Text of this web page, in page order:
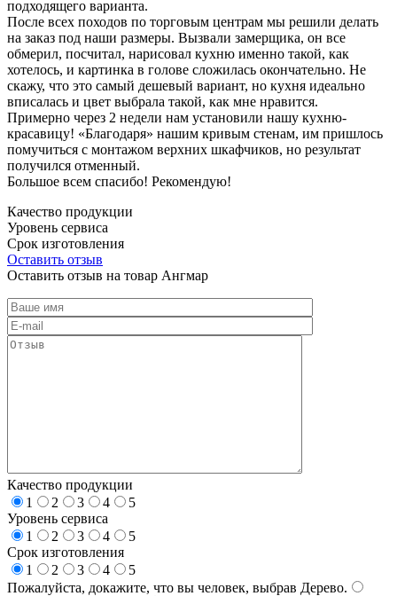
подходящего варианта.
После всех походов по торговым центрам мы решили делать
на заказ под наши размеры. Вызвали замерщика, он все
обмерил, посчитал, нарисовал кухню именно такой, как
хотелось, и картинка в голове сложилась окончательно. Не
скажу, что это самый дешевый вариант, но кухня идеально
вписалась и цвет выбрала такой, как мне нравится.
Примерно через 2 недели нам установили нашу кухню-
красавицу! «Благодаря» нашим кривым стенам, им пришлось
помучиться с монтажом верхних шкафчиков, но результат
получился отменный.
Большое всем спасибо! Рекомендую!
Качество продукции
Уровень сервиса
Срок изготовления
Оставить отзыв
Оставить отзыв на товар Ангмар
Качество продукции
1
2 3 4
5
Уровень сервиса
1
2 3 4
5
Срок изготовления
1
2 3 4
5
Пожалуйста, докажите, что вы человек, выбрав Дерево.